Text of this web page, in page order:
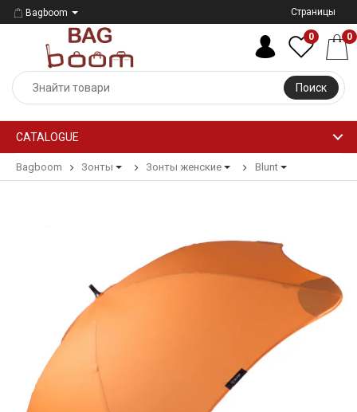
Bagboom Страницы
Поиск
0 0
CATALOGUE
Bagboom Зонты Зонты женские Blunt